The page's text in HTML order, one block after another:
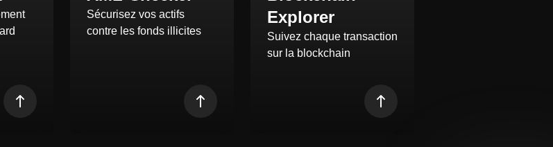
Sécurisez vos actifs
contre les fonds illicites
Explorer
Suivez chaque transaction
sur la blockchain